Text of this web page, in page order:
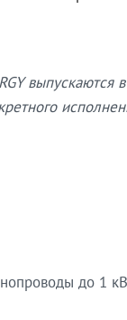
выпускаются
до 1 кВ